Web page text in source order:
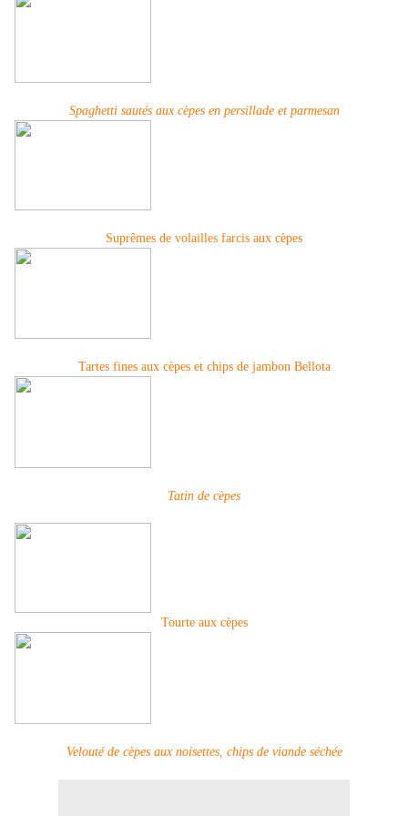
Spaghetti sautés aux cèpes en persillade et parmesan
Suprêmes de volailles farcis aux cèpes
Tartes fines aux cèpes et chips de jambon Bellota
Tatin de cèpes
Tourte aux cèpes
Velouté de cèpes aux noisettes, chips de viande séchée